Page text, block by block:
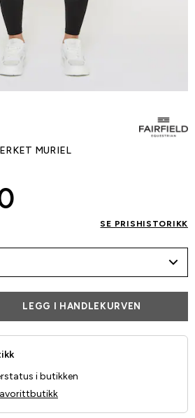
MURIEL
SE PRISHISTORIKK
LEGG I HANDLEKURVEN
i butikken